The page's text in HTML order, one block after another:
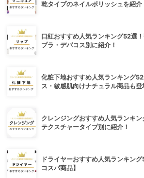
乾タイプのネイルポリッシュを紹介
口紅おすすめ人気ランキング52選
プラ・デパコス別に紹介！
化粧下地おすすめ人気ランキング
ス・敏感肌向けナチュラル商品も登
クレンジングおすすめ人気ランキ
テクスチャータイプ別に紹介！
ドライヤーおすすめ人気ランキン
コスパ商品】